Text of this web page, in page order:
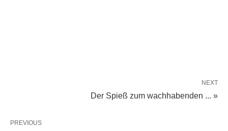
NEXT
Der Spieß zum wachhabenden ... »
PREVIOUS